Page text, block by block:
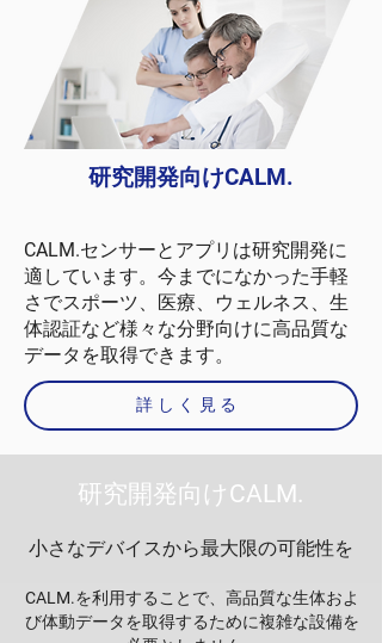
研究開発向けCALM.
CALM.センサーとアプリは研究開発に
適しています。今までになかった手軽
さでスポーツ、医療、ウェルネス、生
体認証など様々な分野向けに高品質な
データを取得できます。
詳しく見る
研究開発向けCALM.
小さなデバイスから最大限の可能性を
CALM.を利用することで、高品質な生体およ
び体動データを取得するために複雑な設備を